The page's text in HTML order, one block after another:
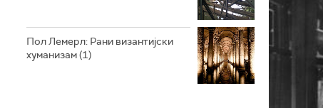
Пол Лемерл: Рани византијски
хуманизам (1)